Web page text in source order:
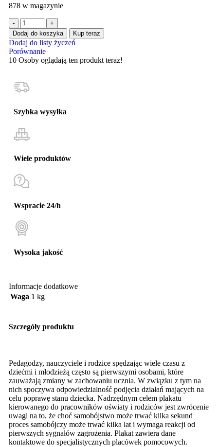
878 w magazynie
Dodaj do koszyka Kup teraz
Dodaj do listy życzeń
Porównanie
10 Osoby oglądają ten produkt teraz!
Szybka wysyłka
Wiele produktów
Wspracie 24/h
Wysoka jakość
Informacje dodatkowe
Waga 1 kg
Szczegóły produktu
Pedagodzy, nauczyciele i rodzice spędzając wiele czasu z
dziećmi i młodzieżą często są pierwszymi osobami, które
zauważają zmiany w zachowaniu ucznia. W związku z tym na
nich spoczywa odpowiedzialność podjęcia działań mających na
celu poprawę stanu dziecka. Nadrzędnym celem plakatu
kierowanego do pracowników oświaty i rodziców jest zwrócenie
uwagi na to, że choć samobójstwo może trwać kilka sekund
proces samobójczy może trwać kilka lat i wymaga reakcji od
pierwszych sygnałów zagrożenia. Plakat zawiera dane
kontaktowe do specjalistycznych placówek pomocowych.